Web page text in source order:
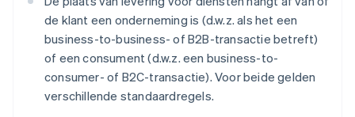
de klant een onderneming is (d.w.z. als het een
business-to-business- of B2B-transactie betreft)
of een consument (d.w.z. een business-to-
consumer- of B2C-transactie). Voor beide gelden
verschillende standaardregels.